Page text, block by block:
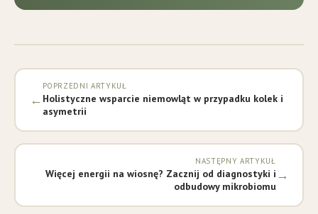
←
POPRZEDNI ARTYKUŁ
Holistyczne wsparcie niemowląt w przypadku kolek i
asymetrii
→
NASTĘPNY ARTYKUŁ
Więcej energii na wiosnę? Zacznij od diagnostyki i
odbudowy mikrobiomu